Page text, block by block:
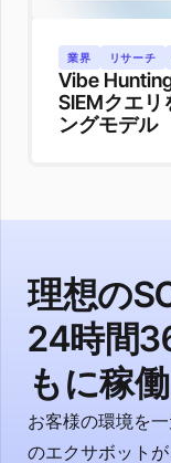
業界 リサーチ
Vibe
SIEMクエ
ングモデル
理想の
24時間
もに稼
お客様の環境を
のエクサボット